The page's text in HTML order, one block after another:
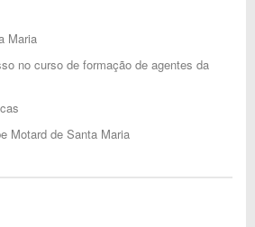
Maria
no curso de formação de agentes da
Motard de Santa Maria